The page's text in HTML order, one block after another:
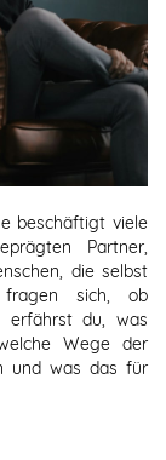
beschäftigt viele
Partner,
die selbst
fragen sich, ob
erfährst du, was
Wege der
und was das für